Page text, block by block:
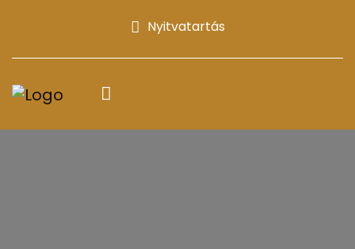
Nyitvatartás